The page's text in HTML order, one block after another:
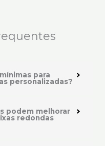
para
personalizadas?
podem melhorar
redondas